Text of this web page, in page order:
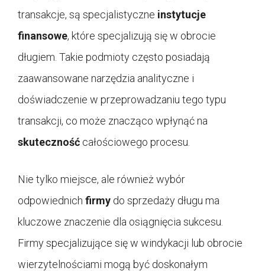
transakcje, są specjalistyczne instytucje
finansowe, które specjalizują się w obrocie
długiem. Takie podmioty często posiadają
zaawansowane narzędzia analityczne i
doświadczenie w przeprowadzaniu tego typu
transakcji, co może znacząco wpłynąć na
skuteczność całościowego procesu.
Nie tylko miejsce, ale również wybór
odpowiednich firmy do sprzedaży długu ma
kluczowe znaczenie dla osiągnięcia sukcesu.
Firmy specjalizujące się w windykacji lub obrocie
wierzytelnościami mogą być doskonałym